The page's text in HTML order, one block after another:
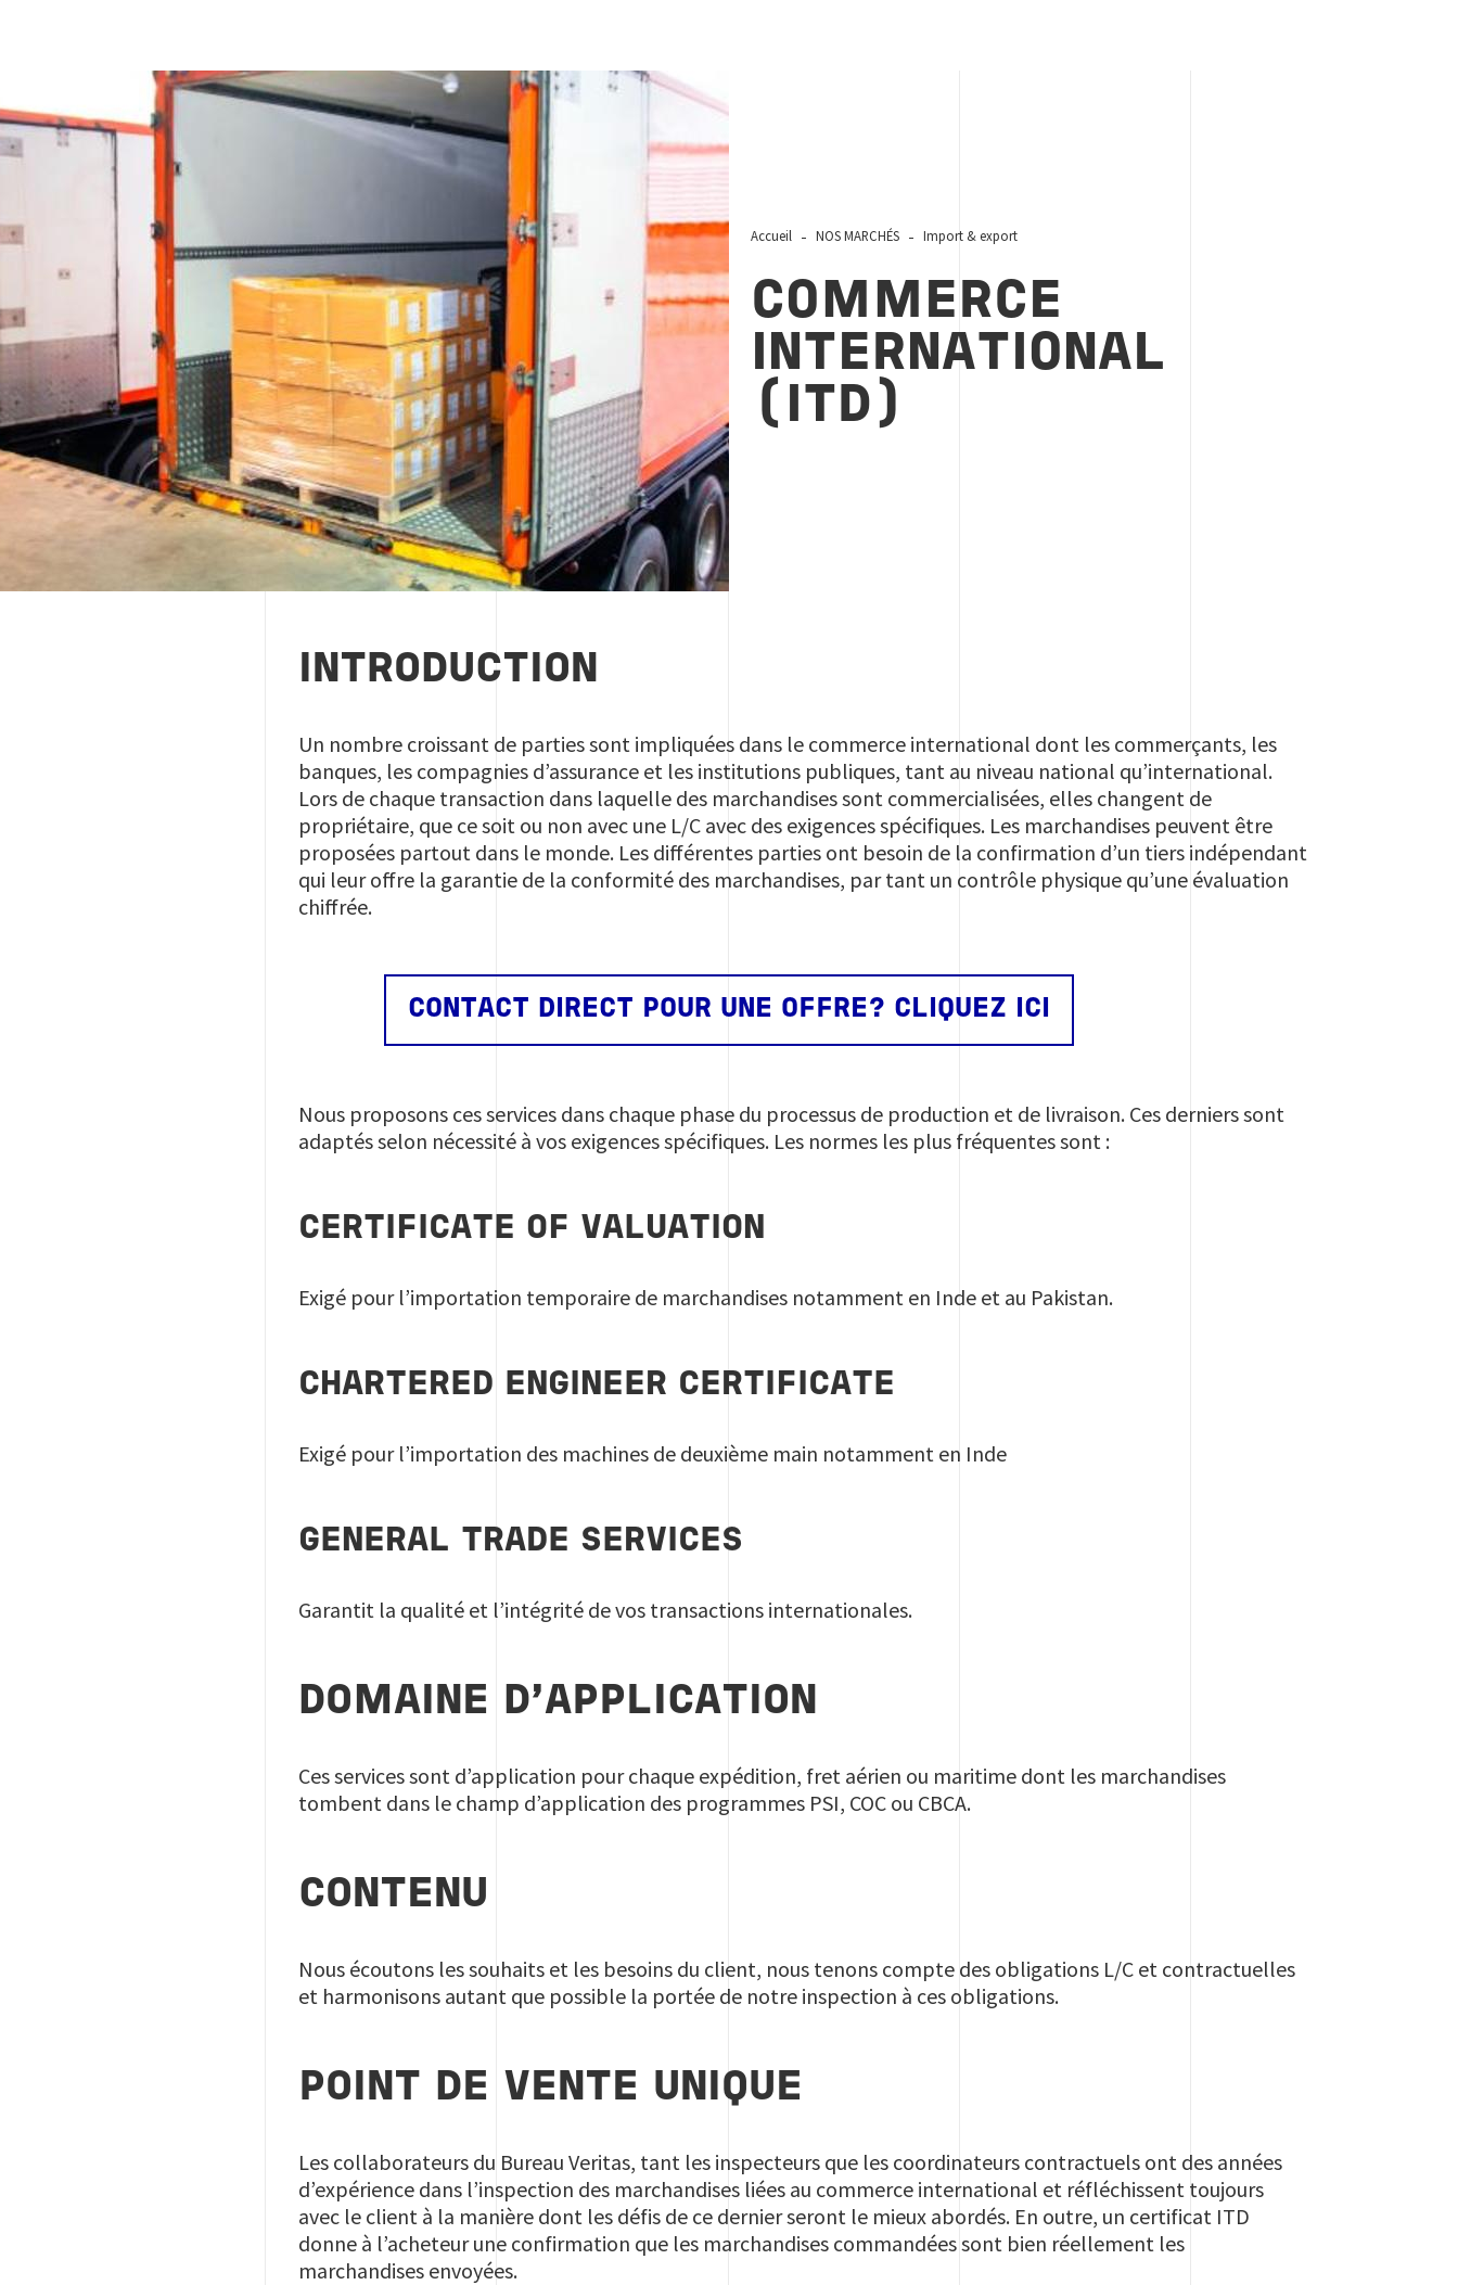
COMMERCE INTERNATIONAL (ITD)
Accueil NOS MARCHÉS Import & export
COMMERCE
INTERNATIONAL
(ITD)
INTRODUCTION
Un nombre croissant de parties sont impliquées dans le commerce international dont les commerçants, les
banques, les compagnies d’assurance et les institutions publiques, tant au niveau national qu’international.
Lors de chaque transaction dans laquelle des marchandises sont commercialisées, elles changent de
propriétaire, que ce soit ou non avec une L/C avec des exigences spécifiques. Les marchandises peuvent être
proposées partout dans le monde. Les différentes parties ont besoin de la confirmation d’un tiers indépendant
qui leur offre la garantie de la conformité des marchandises, par tant un contrôle physique qu’une évaluation
chiffrée.
CONTACT DIRECT POUR UNE OFFRE? CLIQUEZ ICI
Nous proposons ces services dans chaque phase du processus de production et de livraison. Ces derniers sont
adaptés selon nécessité à vos exigences spécifiques. Les normes les plus fréquentes sont :
CERTIFICATE OF VALUATION
Exigé pour l’importation temporaire de marchandises notamment en Inde et au Pakistan.
CHARTERED ENGINEER CERTIFICATE
Exigé pour l’importation des machines de deuxième main notamment en Inde
GENERAL TRADE SERVICES
Garantit la qualité et l’intégrité de vos transactions internationales.
DOMAINE D’APPLICATION
Ces services sont d’application pour chaque expédition, fret aérien ou maritime dont les marchandises
tombent dans le champ d’application des programmes PSI, COC ou CBCA.
CONTENU
Nous écoutons les souhaits et les besoins du client, nous tenons compte des obligations L/C et contractuelles
et harmonisons autant que possible la portée de notre inspection à ces obligations.
POINT DE VENTE UNIQUE
Les collaborateurs du Bureau Veritas, tant les inspecteurs que les coordinateurs contractuels ont des années
d’expérience dans l’inspection des marchandises liées au commerce international et réfléchissent toujours
avec le client à la manière dont les défis de ce dernier seront le mieux abordés. En outre, un certificat ITD
donne à l’acheteur une confirmation que les marchandises commandées sont bien réellement les
marchandises envoyées.